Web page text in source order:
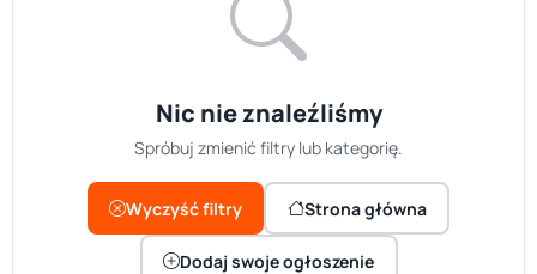
Nic nie znaleźliśmy
Spróbuj zmienić filtry lub kategorię.
Wyczyść filtry Strona główna
Dodaj swoje ogłoszenie